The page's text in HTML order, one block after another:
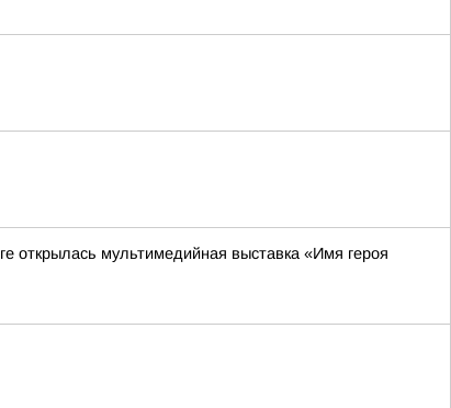
открылась мультимедийная выставка «Имя героя